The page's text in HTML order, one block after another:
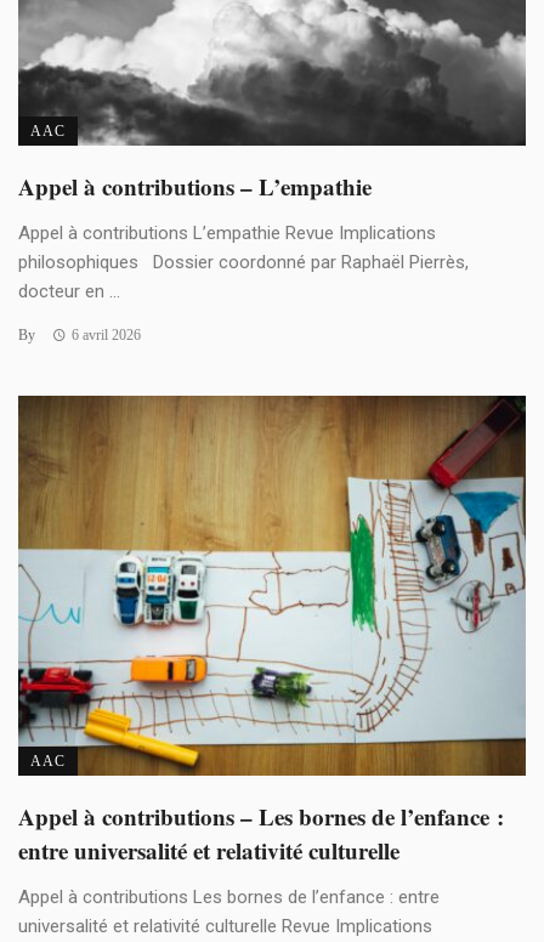
AAC
Appel à contributions – L’empathie
Appel à contributions L’empathie Revue Implications
philosophiques Dossier coordonné par Raphaël Pierrès,
docteur en ...
By 6 avril 2026
AAC
Appel à contributions – Les bornes de l’enfance :
entre universalité et relativité culturelle
Appel à contributions Les bornes de l’enfance : entre
universalité et relativité culturelle Revue Implications